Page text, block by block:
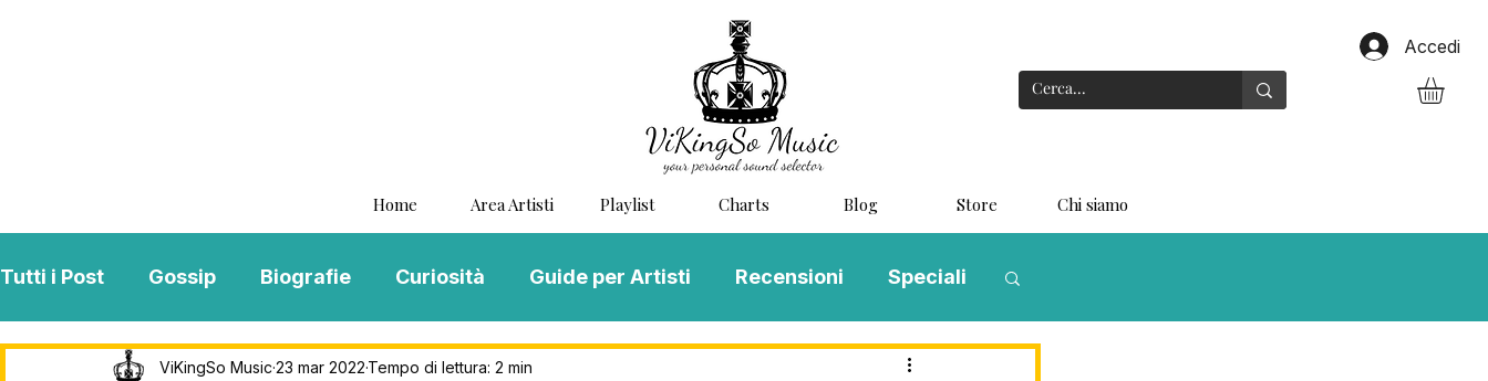
Accedi
Home Area Artisti Playlist Charts Blog Store Chi siamo
Tutti i Post Gossip Biografie Curiosità Guide per Artisti Recensioni Speciali
Interviste ViKingSo Music MENTAL BLOG MUSIC
ViKingSo Music 23 mar 2022 Tempo di lettura: 2 min